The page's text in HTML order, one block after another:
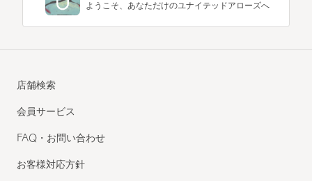
ようこそ、あなただけのユナイテッドアローズへ
店舗検索
会員サービス
FAQ・お問い合わせ
お客様対応方針